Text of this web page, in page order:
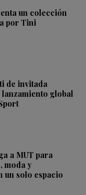
un colección
por Tini
de invitada
lanzamiento global
a MUT para
moda y
un solo espacio